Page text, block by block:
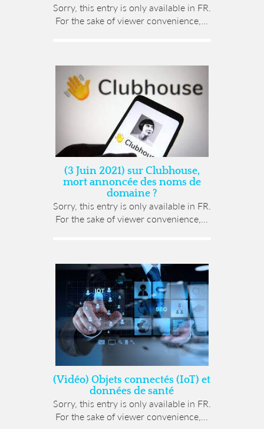
Sorry, this entry is only available in FR.
For the sake of viewer convenience,...
(3 Juin 2021) sur Clubhouse,
mort annoncée des noms de
domaine ?
Sorry, this entry is only available in FR.
For the sake of viewer convenience,...
(Vidéo) Objets connectés (IoT) et
données de santé
Sorry, this entry is only available in FR.
For the sake of viewer convenience,...